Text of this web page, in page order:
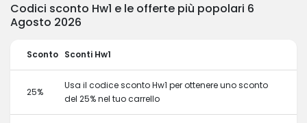
Codici sconto Hw1 e le offerte più popolari 6
Agosto 2026
Sconto Sconti Hw1
25%
Usa il codice sconto Hw1 per ottenere uno sconto
del 25% nel tuo carrello